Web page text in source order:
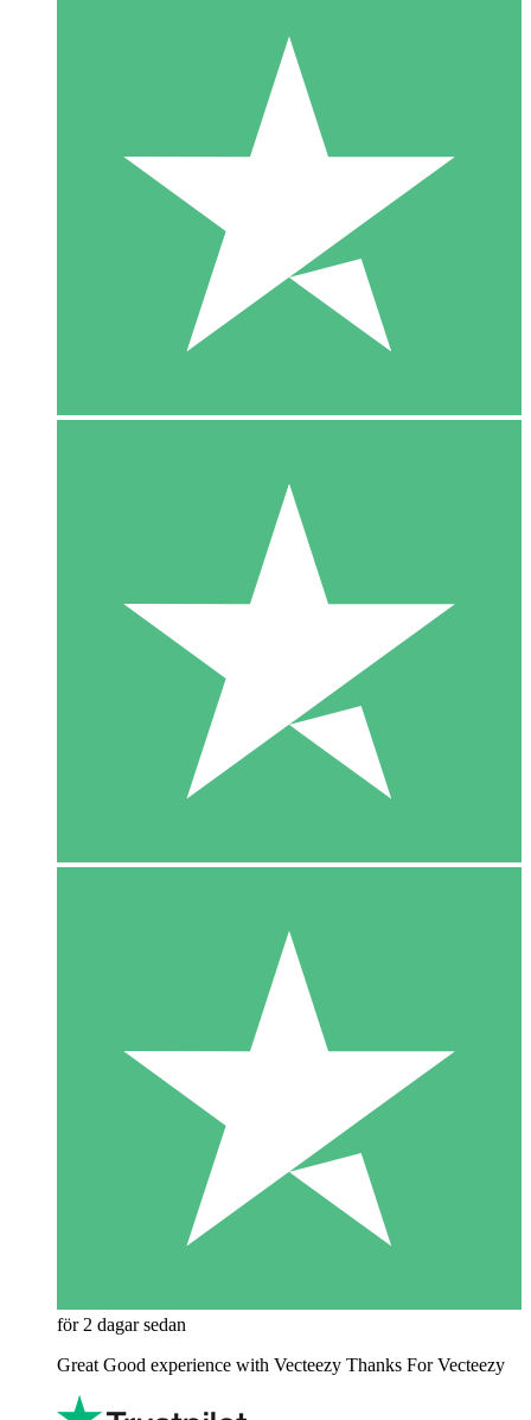
för 2 dagar sedan
Great Good experience with Vecteezy Thanks For Vecteezy